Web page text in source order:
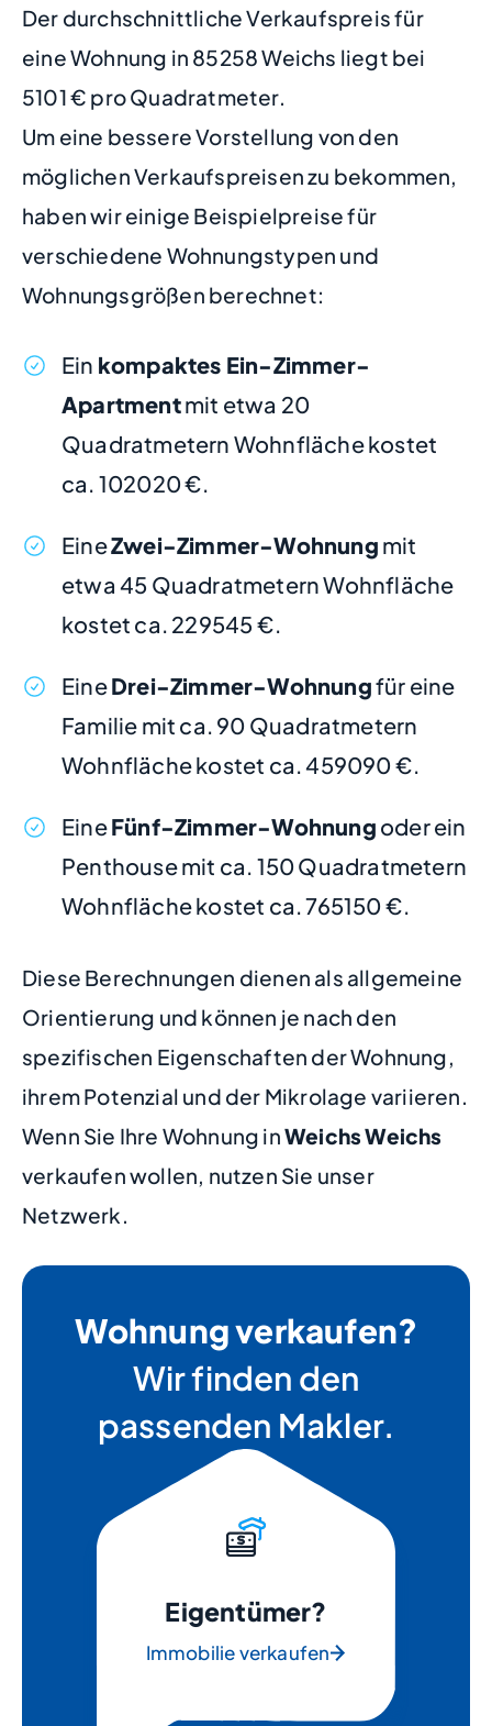
Der durchschnittliche Verkaufspreis für
eine Wohnung in 85258 Weichs liegt bei
5101 € pro Quadratmeter.
Um eine bessere Vorstellung von den
möglichen Verkaufspreisen zu bekommen,
haben wir einige Beispielpreise für
verschiedene Wohnungstypen und
Wohnungsgrößen berechnet:
Ein kompaktes Ein-Zimmer-
Apartmentmit etwa 20
Quadratmetern Wohnfläche kostet
ca. 102020 €.
EineZwei-Zimmer-Wohnung mit
etwa 45 Quadratmetern Wohnfläche
kostet ca. 229545 €.
EineDrei-Zimmer-Wohnungfür eine
Familie mit ca. 90 Quadratmetern
Wohnfläche kostet ca. 459090 €.
EineFünf-Zimmer-Wohnung oder ein
Penthouse mit ca. 150 Quadratmetern
Wohnfläche kostet ca. 765150 €.
Diese Berechnungen dienen als allgemeine
Orientierung und können je nach den
spezifischen Eigenschaften der Wohnung,
ihrem Potenzial und der Mikrolage variieren.
Wenn Sie Ihre Wohnung inWeichs Weichs
verkaufen wollen, nutzen Sie unser
Netzwerk.
Wohnung verkaufen?
Wir finden den
passenden Makler.
Eigentümer?
Immobilie verkaufen